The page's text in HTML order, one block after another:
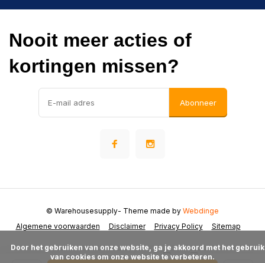
Nooit meer acties of
kortingen missen?
Abonneer
Algemene voorwaarden Disclaimer Privacy Policy Sitemap
© Warehousesupply- Theme made by Webdinge
van cookies om onze website te verbeteren.